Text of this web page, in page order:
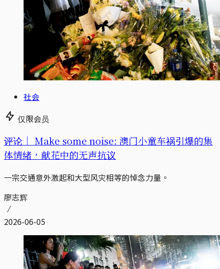
社会
仅限会员
评论｜ Make some noise: 澳门小童车祸引爆的集
体情绪，献花中的无声抗议
一宗交通意外激起和大型风灾相等的悼念力量。
廖志辉
2026-06-05